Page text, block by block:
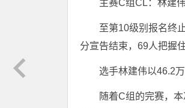
主赛C组CL：林建伟
至第10级别报名终
分宣告结束，69人把握
选手林建伟以46.2
随着C组的完赛，